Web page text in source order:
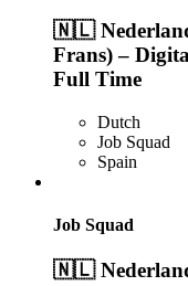
🇳🇱
Frans) –
Full Time
Dutch
Job Squad
Spain
Job Squad
🇳🇱